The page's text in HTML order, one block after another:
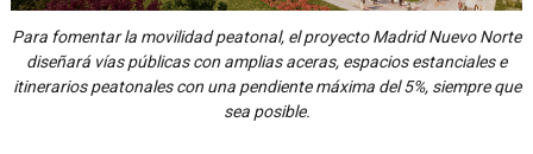
Para fomentar la movilidad peatonal, el proyecto Madrid Nuevo Norte
diseñará vías públicas con amplias aceras, espacios estanciales e
itinerarios peatonales con una pendiente máxima del 5%, siempre que
sea posible.